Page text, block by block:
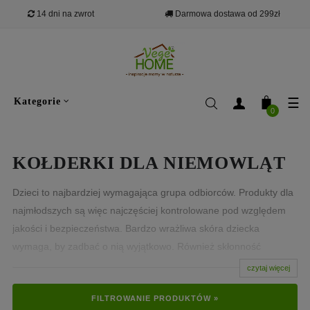
14 dni na zwrot Darmowa dostawa od 299zł
Kategorie ☰
0
KOŁDERKI DLA NIEMOWLĄT
Dzieci to najbardziej wymagająca grupa odbiorców. Produkty dla
najmłodszych są więc najczęściej kontrolowane pod względem
jakości i bezpieczeństwa. Bardzo wrażliwa skóra dziecka
najmłodszych do alergii i chorób oddechowych to duży problem,
dlatego by go zminimalizować, konieczne jest zmniejszenie
narażenia na alergeny. Pomagają w tym włókna antyalergiczne,
czytaj więcej
FILTROWANIE PRODUKTÓW »